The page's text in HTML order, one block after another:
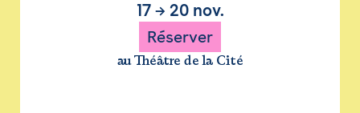
17→ 20 nov.
Réserver
au Théâtre de la Cité